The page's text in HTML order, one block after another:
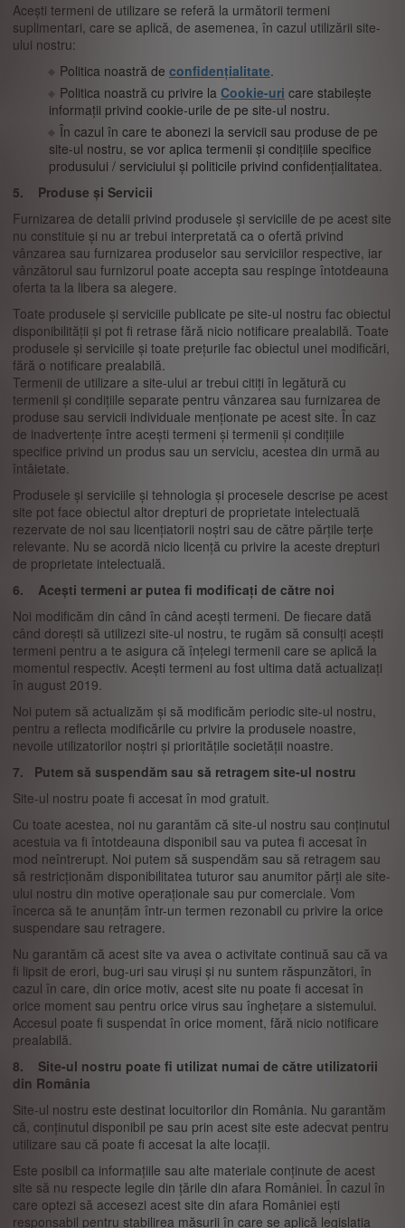
Acești termeni de utilizare se referă la următorii termeni
suplimentari, care se aplică, de asemenea, în cazul utilizării site-
ului nostru:
Politica noastră de confidențialitate.
Politica noastră cu privire la Cookie-uri care stabilește
informații privind cookie-urile de pe site-ul nostru.
În cazul în care te abonezi la servicii sau produse de pe
site-ul nostru, se vor aplica termenii și condițiile specifice
produsului / serviciului și politicile privind confidențialitatea.
5. Produse și Servicii
Furnizarea de detalii privind produsele și serviciile de pe acest site
nu constituie și nu ar trebui interpretată ca o ofertă privind
vânzarea sau furnizarea produselor sau serviciilor respective, iar
vânzătorul sau furnizorul poate accepta sau respinge întotdeauna
oferta ta la libera sa alegere.
Toate produsele și serviciile publicate pe site-ul nostru fac obiectul
disponibilității și pot fi retrase fără nicio notificare prealabilă. Toate
produsele și serviciile și toate prețurile fac obiectul unei modificări,
fără o notificare prealabilă.
Termenii de utilizare a site-ului ar trebui citiți în legătură cu
termenii și condițiile separate pentru vânzarea sau furnizarea de
produse sau servicii individuale menționate pe acest site. În caz
de inadvertențe între acești termeni și termenii și condițiile
specifice privind un produs sau un serviciu, acestea din urmă au
întâietate.
Produsele și serviciile și tehnologia și procesele descrise pe acest
site pot face obiectul altor drepturi de proprietate intelectuală
rezervate de noi sau licențiatorii noștri sau de către părțile terțe
relevante. Nu se acordă nicio licență cu privire la aceste drepturi
de proprietate intelectuală.
6. Acești termeni ar putea fi modificați de către noi
Noi modificăm din când în când acești termeni. De fiecare dată
când dorești să utilizezi site-ul nostru, te rugăm să consulți acești
termeni pentru a te asigura că înțelegi termenii care se aplică la
momentul respectiv. Acești termeni au fost ultima dată actualizați
în august 2019.
Noi putem să actualizăm și să modificăm periodic site-ul nostru,
pentru a reflecta modificările cu privire la produsele noastre,
nevoile utilizatorilor noștri și prioritățile societății noastre.
7. Putem să suspendăm sau să retragem site-ul nostru
Site-ul nostru poate fi accesat în mod gratuit.
Cu toate acestea, noi nu garantăm că site-ul nostru sau conținutul
acestuia va fi întotdeauna disponibil sau va putea fi accesat în
mod neîntrerupt. Noi putem să suspendăm sau să retragem sau
să restricționăm disponibilitatea tuturor sau anumitor părți ale site-
ului nostru din motive operaționale sau pur comerciale. Vom
încerca să te anunțăm într-un termen rezonabil cu privire la orice
suspendare sau retragere.
Nu garantăm că acest site va avea o activitate continuă sau că va
fi lipsit de erori, bug-uri sau viruși și nu suntem răspunzători, în
cazul în care, din orice motiv, acest site nu poate fi accesat în
orice moment sau pentru orice virus sau înghețare a sistemului.
Accesul poate fi suspendat în orice moment, fără nicio notificare
prealabilă.
8. Site-ul nostru poate fi utilizat numai de către utilizatorii
din România
Site-ul nostru este destinat locuitorilor din România. Nu garantăm
că, conținutul disponibil pe sau prin acest site este adecvat pentru
utilizare sau că poate fi accesat la alte locații.
Este posibil ca informațiile sau alte materiale conținute de acest
site să nu respecte legile din țările din afara României. În cazul în
care optezi să accesezi acest site din afara României ești
responsabil pentru stabilirea măsurii în care se aplică legislația